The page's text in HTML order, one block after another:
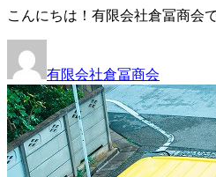
こんにちは！有限会社倉冨商会
有限会社倉冨商会